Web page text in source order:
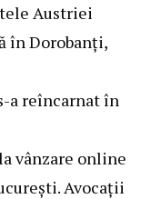
Austriei
în Dorobanți,
a reîncarnat în
vânzare online
Avocații